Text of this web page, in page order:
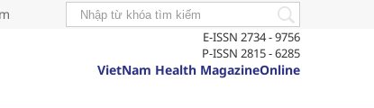
E-ISSN 2734 - 9756
P-ISSN 2815 - 6285
VietNam Health MagazineOnline